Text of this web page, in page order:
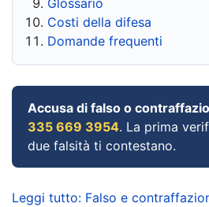
Costi della difesa
Domande frequenti
Accusa di falso o
335 669 3954. La prima
due falsità ti contestano.
Leggi tutto: Falso e